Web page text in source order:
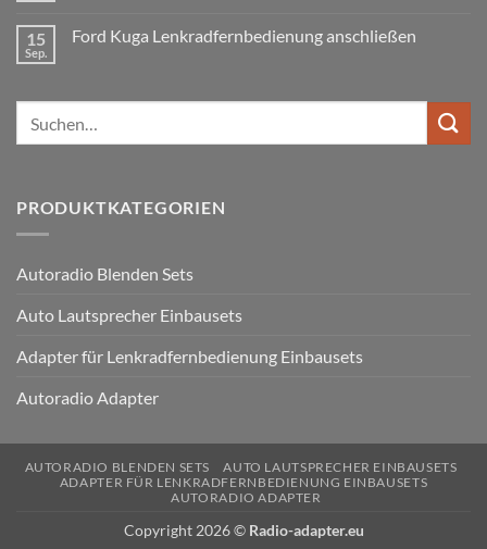
Can
VW
15
Sep.
Ford Kuga Lenkradfernbedienung anschließen
Ford
Lenkradfernbedienung
anschließen
PRODUKTKATEGORIEN
Autoradio Blenden Sets
Auto Lautsprecher Einbausets
Adapter für Lenkradfernbedienung Einbausets
Autoradio Adapter
AUTORADIO BLENDEN SETS
AUTO LAUTSPRECHER EINBAUSETS
ADAPTER FÜR LENKRADFERNBEDIENUNG EINBAUSETS
AUTORADIO ADAPTER
Copyright 2026 © Radio-adapter.eu